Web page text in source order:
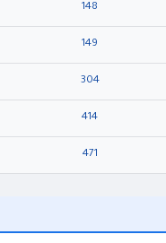
148
149
304
414
471